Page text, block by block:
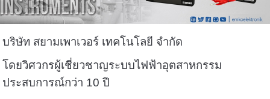
บริษัท สยามเพาเวอร์ เทคโนโลยี จำกัด
โดยวิศวกรผู้เชี่ยวชาญระบบไฟฟ้าอุตสาหกรรม
ประสบการณ์กว่า 10 ปี